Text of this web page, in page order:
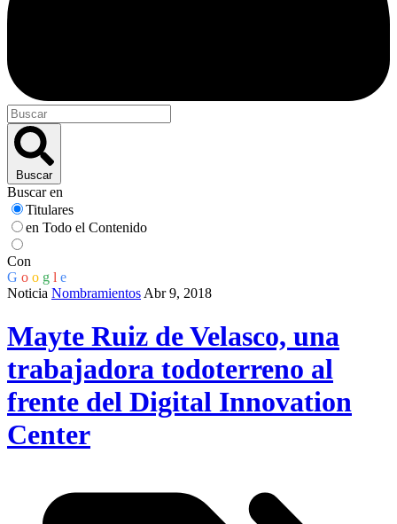
Buscar
Buscar en
Titulares
en Todo el Contenido
Con
G o o g l e
Noticia Nombramientos Abr 9, 2018
Mayte Ruiz de Velasco, una
trabajadora todoterreno al
frente del Digital Innovation
Center